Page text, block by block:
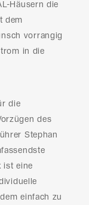
Häusern die
dem
vorrangig
in die
die
des
Stephan
ist eine
einfach zu